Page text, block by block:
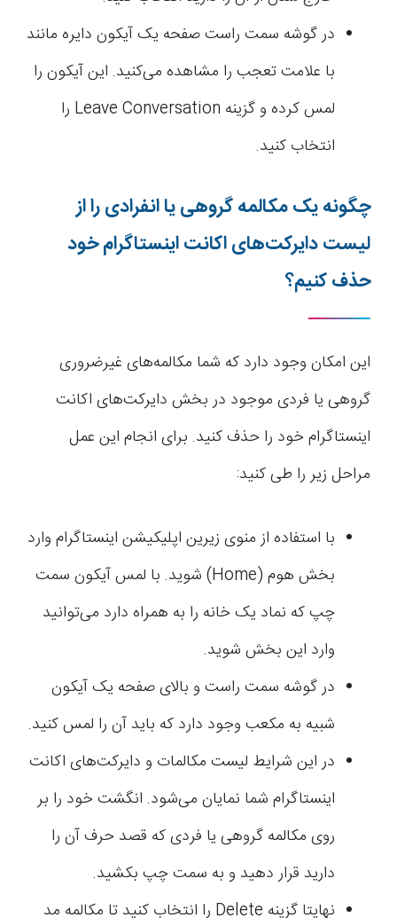
در گوشه سمت راست صفحه یک آیکون دایره مانند
با علامت تعجب را مشاهده می‌کنید. این آیکون را
لمس کرده و گزینه Leave Conversation را
انتخاب کنید.
چگونه یک مکالمه گروهی یا انفرادی را از
لیست دایرکت‌های اکانت اینستاگرام خود
حذف کنیم؟
این امکان وجود دارد که شما مکالمه‌های غیرضروری
گروهی یا فردی موجود در بخش دایرکت‌های اکانت
اینستاگرام خود را حذف کنید. برای انجام این عمل
مراحل زیر را طی کنید:
با استفاده از منوی زیرین اپلیکیشن اینستاگرام وارد
بخش هوم (Home) شوید. با لمس آیکون سمت
چپ که نماد یک خانه را به همراه دارد می‌توانید
وارد این بخش شوید.
در گوشه سمت راست و بالای صفحه یک آیکون
شبیه به مکعب وجود دارد که باید آن را لمس کنید.
در این شرایط لیست مکالمات و دایرکت‌های اکانت
اینستاگرام شما نمایان می‌شود. انگشت خود را بر
روی مکالمه گروهی یا فردی که قصد حرف آن را
دارید قرار دهید و به سمت چپ بکشید.
نهایتا گزینه Delete را انتخاب کنید تا مکالمه مد